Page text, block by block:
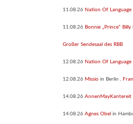
11.08.26 Nation Of Language
11.08.26 Bonnie „Prince“ Billy
Großer Sendesaal des RBB
12.08.26 Nation Of Language
12.08.26 Missio in Berlin ,
14.08.26AnnenMayKantereit
14.08.26Agnes Obel in